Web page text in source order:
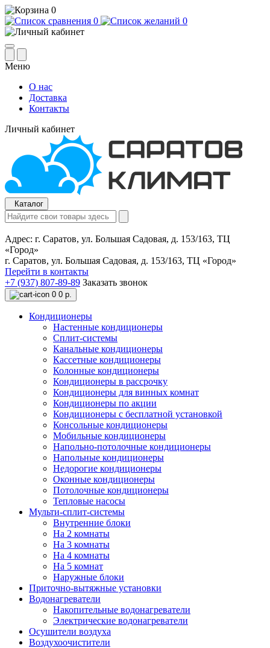
0
0
0
Меню
О нас
Доставка
Контакты
Личный кабинет
Каталог
Адрес: г. Саратов, ул. Большая Садовая, д. 153/163, ТЦ
«Город»
г. Саратов, ул. Большая Садовая, д. 153/163, ТЦ «Город»
Перейти в контакты
+7 (937) 807-89-89 Заказать звонок
0 0 р.
Кондиционеры
Настенные кондиционеры
Сплит-системы
Канальные кондиционеры
Кассетные кондиционеры
Колонные кондиционеры
Кондиционеры в рассрочку
Кондиционеры для винных комнат
Кондиционеры по акции
Кондиционеры с бесплатной установкой
Консольные кондиционеры
Мобильные кондиционеры
Напольно-потолочные кондиционеры
Напольные кондиционеры
Недорогие кондиционеры
Оконные кондиционеры
Потолочные кондиционеры
Тепловые насосы
Мульти-сплит-системы
Внутренние блоки
На 2 комнаты
На 3 комнаты
На 4 комнаты
На 5 комнат
Наружные блоки
Приточно-вытяжные установки
Водонагреватели
Накопительные водонагреватели
Электрические водонагреватели
Осушители воздуха
Воздухоочистители